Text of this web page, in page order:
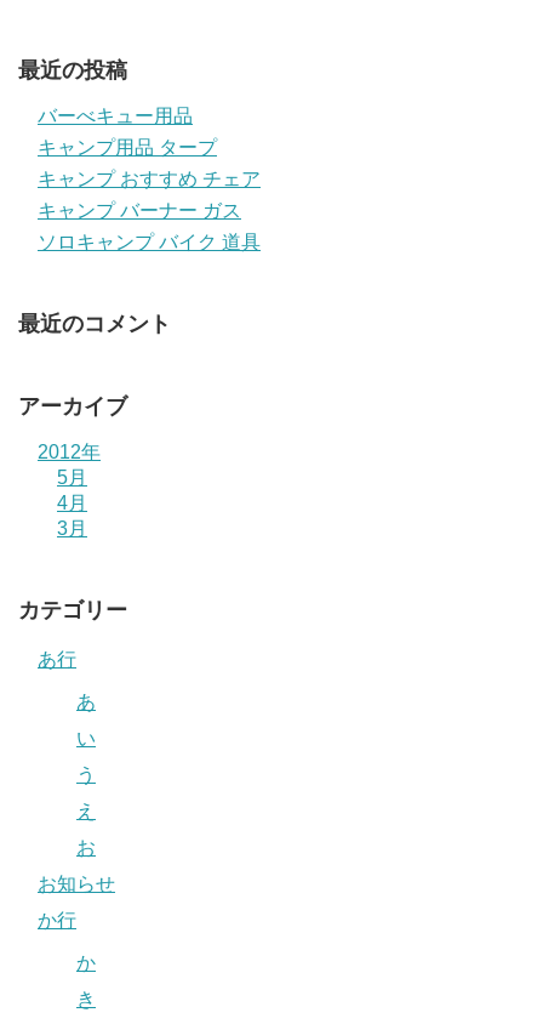
最近の投稿
バーべキュー用品
キャンプ用品 タープ
キャンプ おすすめ チェア
キャンプ バーナー ガス
ソロキャンプ バイク 道具
最近のコメント
アーカイブ
2012年
5月
4月
3月
カテゴリー
あ行
あ
い
う
え
お
お知らせ
か行
か
き